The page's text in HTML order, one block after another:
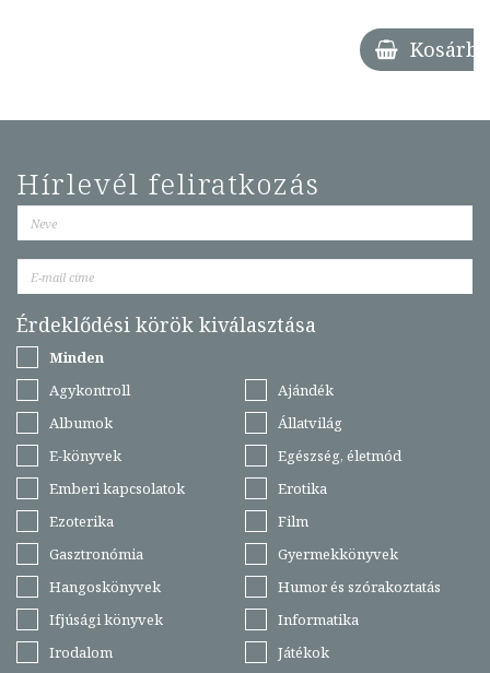
Kosárba
Hírlevél feliratkozás
Érdeklődési körök kiválasztása
Minden
Agykontroll
Ajándék
Albumok
Állatvilág
E-könyvek
Egészség, életmód
Emberi kapcsolatok
Erotika
Ezoterika
Film
Gasztronómia
Gyermekkönyvek
Hangoskönyvek
Humor és szórakoztatás
Ifjúsági könyvek
Informatika
Irodalom
Játékok